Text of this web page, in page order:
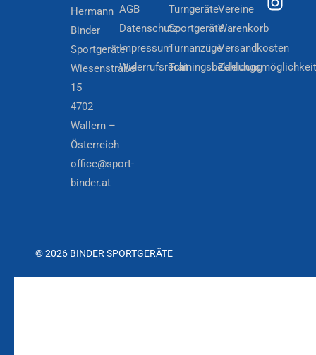
Hermann
Binder
Sportgeräte
Wiesenstraße
15
4702
Wallern –
Österreich
office@sport-
binder.at
AGB
Datenschutz
Impressum
Widerrufsrecht
Turngeräte
Sportgeräte
Turnanzüge
Trainingsbekleidung
Vereine
Warenkorb
Versandkosten
© 2026 BINDER SPORTGERÄTE